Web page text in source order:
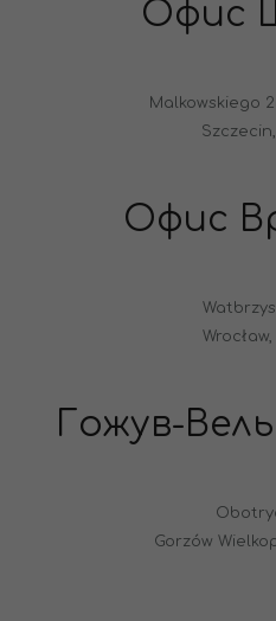
Офис
Malkowskiego
Офис
Гожув-
Gorzów